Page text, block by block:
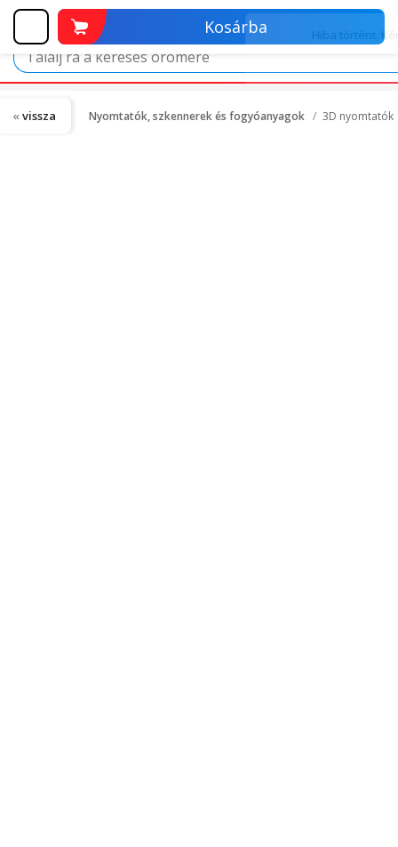
Kosárba
Nyomtatók, szkennerek és fogyóanyagok 3D nyomtatók
vissza